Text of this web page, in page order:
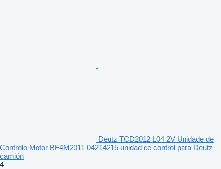
Deutz TCD2012 L04 2V Unidade de
Controlo Motor BF4M2011 04214215 unidad de control para Deutz
camión
4